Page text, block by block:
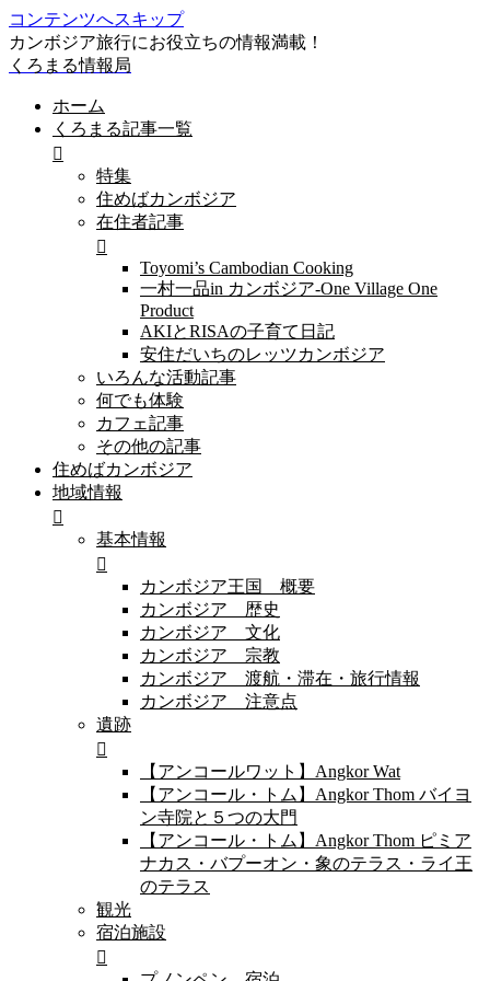
コンテンツへスキップ
カンボジア旅行にお役立ちの情報満載！
くろまる情報局
ホーム
くろまる記事一覧
特集
住めばカンボジア
在住者記事
Toyomi’s Cambodian Cooking
一村一品in カンボジア-One Village One
Product
AKIとRISAの子育て日記
安住だいちのレッツカンボジア
いろんな活動記事
何でも体験
カフェ記事
その他の記事
住めばカンボジア
地域情報
基本情報
カンボジア王国 概要
カンボジア 歴史
カンボジア 文化
カンボジア 宗教
カンボジア 渡航・滞在・旅行情報
カンボジア 注意点
遺跡
【アンコールワット】Angkor Wat
【アンコール・トム】Angkor Thom バイヨ
ン寺院と５つの大門
【アンコール・トム】Angkor Thom ピミア
ナカス・バプーオン・象のテラス・ライ王
のテラス
観光
宿泊施設